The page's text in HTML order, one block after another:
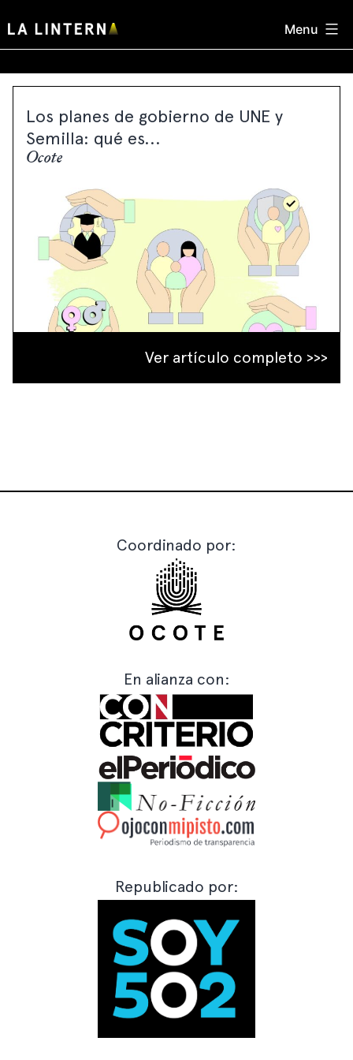
to
Menu
Los planes de gobierno de UNE y
Semilla: qué es...
Ocote
Ver artículo completo >>>
Coordinado por:
En alianza con:
Republicado por: